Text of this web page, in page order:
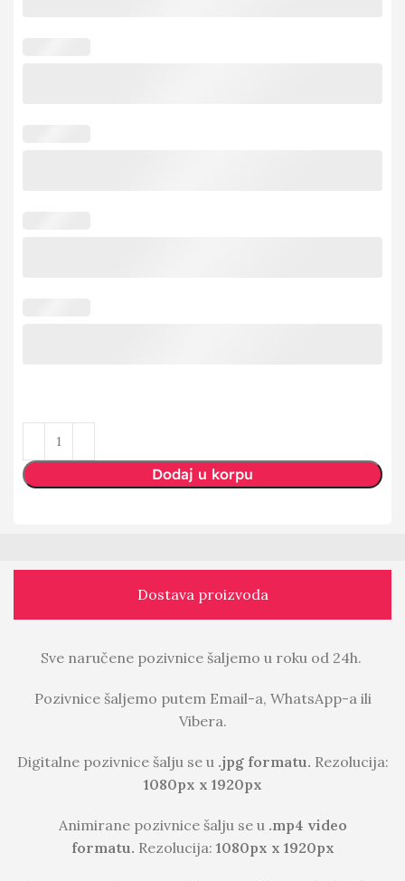
Dodaj u korpu
Dostava proizvoda
Sve naručene pozivnice šaljemo u roku od 24h.
Pozivnice šaljemo putem Email-a, WhatsApp-a ili
Vibera.
Digitalne pozivnice šalju se u .jpg formatu. Rezolucija:
1080px x 1920px
Animirane pozivnice šalju se u .mp4 video
formatu. Rezolucija: 1080px x 1920px